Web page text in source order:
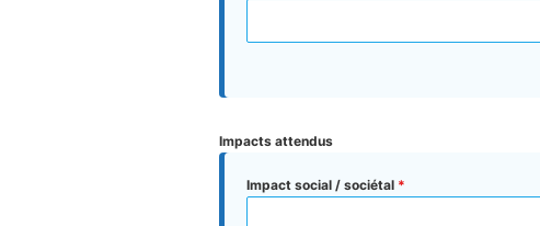
Impacts attendus
Impact social / sociétal *